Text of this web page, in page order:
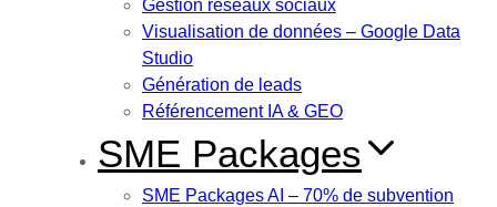
Gestion réseaux sociaux
Visualisation de données – Google Data
Studio
Génération de leads
Référencement IA & GEO
SME Packages
SME Packages AI – 70% de subvention